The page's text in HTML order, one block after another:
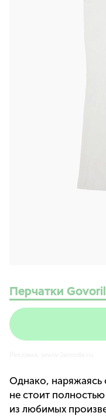
Перчатки
Однако, наряжаясь
не стоит
из любимых